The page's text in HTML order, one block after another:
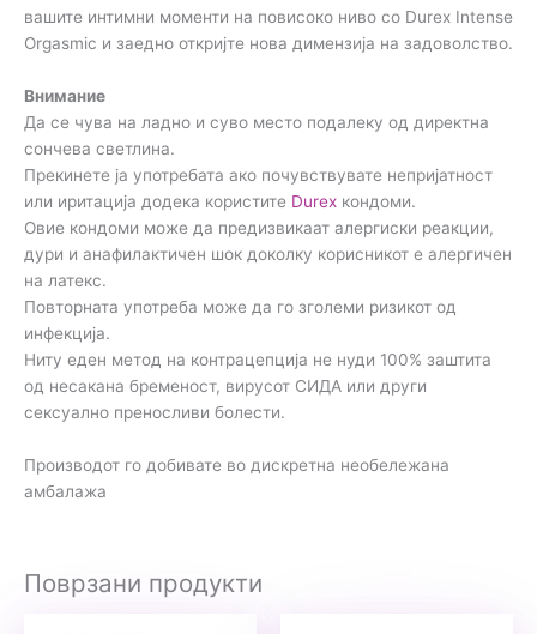
вашите интимни моменти на повисоко ниво со Durex Intense
Orgasmic и заедно откријте нова димензија на задоволство.
Внимание
Да се чува на ладно и суво место подалеку од директна
сончева светлина.
Прекинете ја употребата ако почувствувате непријатност
или иритација додека користите Durex кондоми.
Овие кондоми може да предизвикаат алергиски реакции,
дури и анафилактичен шок доколку корисникот е алергичен
на латекс.
Повторната употреба може да го зголеми ризикот од
инфекција.
Ниту еден метод на контрацепција не нуди 100% заштита
од несакана бременост, вирусот СИДА или други
сексуално преносливи болести.
Производот го добивате во дискретна необележана
амбалажа
Поврзани продукти